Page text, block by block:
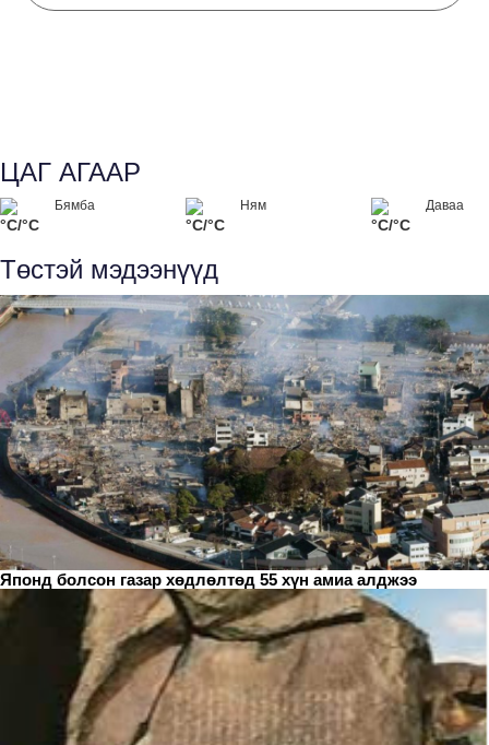
ЦАГ АГААР
Бямба
°C/°C
Ням
°C/°C
Даваа
°C/°C
Төстэй мэдээнүүд
Японд болсон газар хөдлөлтөд 55 хүн амиа алджээ